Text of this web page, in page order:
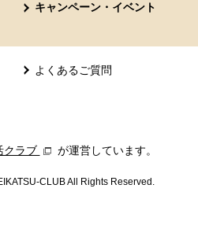
キャンペーン・イベント
よくあるご質問
クラブ 別のウィンドウで開きます。
が運営しています。
CLUB All Rights Reserved.